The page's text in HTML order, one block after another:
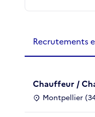
Recrutements
Chauffeur /
Montpellier